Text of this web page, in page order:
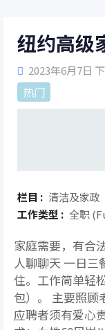
纽约高级
2023年6月7日
热门
栏目 : 清洁及家政
工作类型 : 全职
家庭需要，有合
人聊聊天 一日三
住。工作简单轻
包）。 主要照顾
应聘者须有爱心